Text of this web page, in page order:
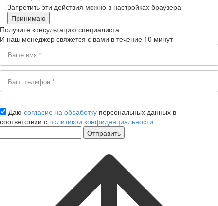
Запретить эти действия можно в настройках браузера.
Принимаю
Получите консультацию специалиста
И наш менеджер свяжется с вами в течение 10 минут
Даю согласие на обработку персональных данных в
соответствии с политикой конфиденциальности